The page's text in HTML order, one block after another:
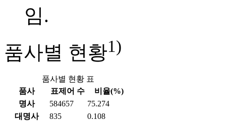
임.
품사별 현황1)
품사별 현황 표
품사
표제어 수
비율(%)
명사
584657
75.274
대명사
835
0.108